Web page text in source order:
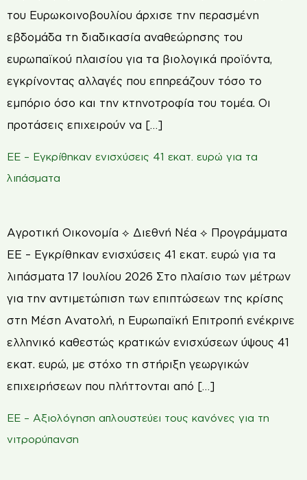
του Ευρωκοινοβουλίου άρχισε την περασμένη
εβδομάδα τη διαδικασία αναθεώρησης του
ευρωπαϊκού πλαισίου για τα βιολογικά προϊόντα,
εγκρίνοντας αλλαγές που επηρεάζουν τόσο το
εμπόριο όσο και την κτηνοτροφία του τομέα. Οι
προτάσεις επιχειρούν να […]
ΕΕ – Εγκρίθηκαν ενισχύσεις 41 εκατ. ευρώ για τα
λιπάσματα
Αγροτική Οικονομία ⟡ Διεθνή Νέα ⟡ Προγράμματα
ΕΕ – Εγκρίθηκαν ενισχύσεις 41 εκατ. ευρώ για τα
λιπάσματα 17 Ιουλίου 2026 Στο πλαίσιο των μέτρων
για την αντιμετώπιση των επιπτώσεων της κρίσης
στη Μέση Ανατολή, η Ευρωπαϊκή Επιτροπή ενέκρινε
ελληνικό καθεστώς κρατικών ενισχύσεων ύψους 41
εκατ. ευρώ, με στόχο τη στήριξη γεωργικών
επιχειρήσεων που πλήττονται από […]
ΕΕ – Αξιολόγηση απλουστεύει τους κανόνες για τη
νιτρορύπανση